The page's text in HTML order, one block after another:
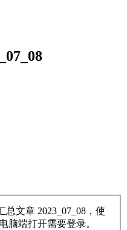
文章 2023_07_08，使
脑端打开需要登录。